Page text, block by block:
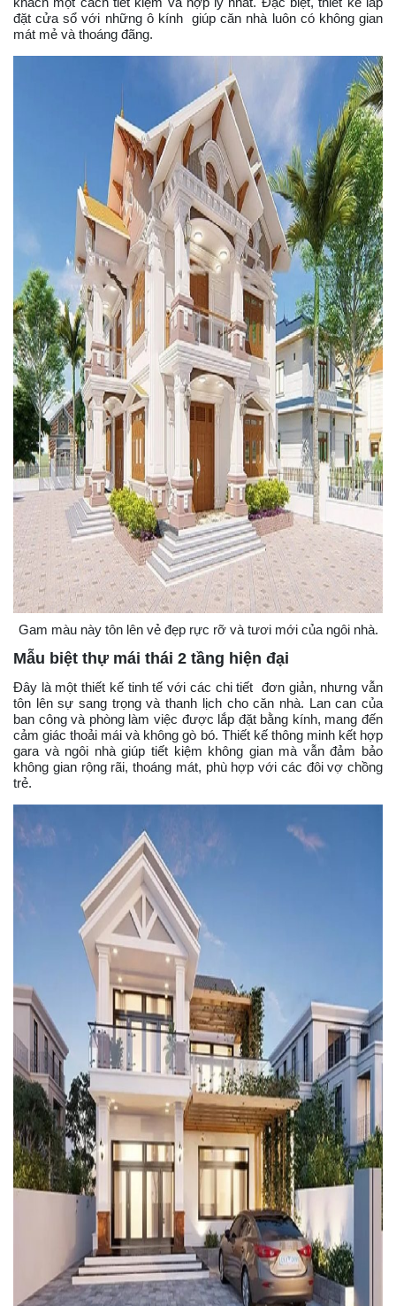
đặt cửa sổ với những ô kính giúp căn nhà luôn có không gian
mát mẻ và thoáng đãng.
Gam màu này tôn lên vẻ đẹp rực rỡ và tươi mới của ngôi nhà.
Mẫu biệt thự mái thái 2 tầng hiện đại
Đây là một thiết kế tinh tế với các chi tiết đơn giản, nhưng vẫn
tôn lên sự sang trọng và thanh lịch cho căn nhà. Lan can của
ban công và phòng làm việc được lắp đặt bằng kính, mang đến
cảm giác thoải mái và không gò bó. Thiết kế thông minh kết hợp
gara và ngôi nhà giúp tiết kiệm không gian mà vẫn đảm bảo
không gian rộng rãi, thoáng mát, phù hợp với các đôi vợ chồng
trẻ.